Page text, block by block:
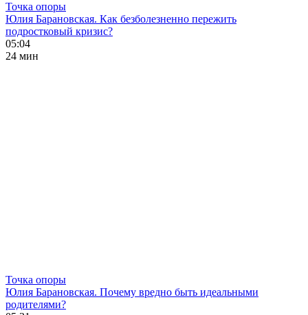
Точка опоры
Юлия Барановская. Как безболезненно пережить
подростковый кризис?
05:04
24 мин
Точка опоры
Юлия Барановская. Почему вредно быть идеальными
родителями?